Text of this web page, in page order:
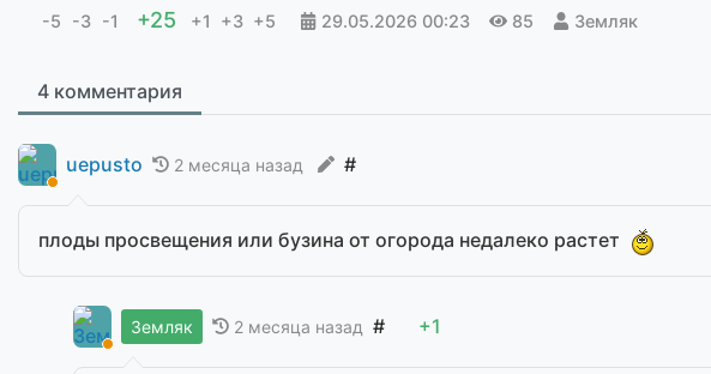
-5 -3 -1 +25 +1 +3 +5 29.05.2026 00:23 85 Земляк
4 комментария
uepusto 2 месяца назад #
плоды просвещения или бузина от огорода недалеко растет
Земляк 2 месяца назад # +1